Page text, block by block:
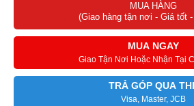
MUA HÀNG
(Giao hàng tận nơi - Giá tốt -
MUA NGAY
Giao Tận Nơi Hoặc Nhận Tại
TRẢ GÓP QUA
Visa, Master, JCB